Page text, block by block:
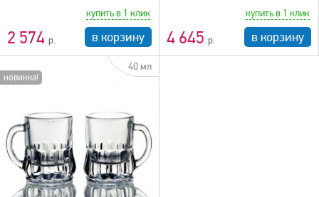
2 574
купить в 1 клик
в корзину 4 645
купить в 1 клик
в корзину
новинка!
40 мл